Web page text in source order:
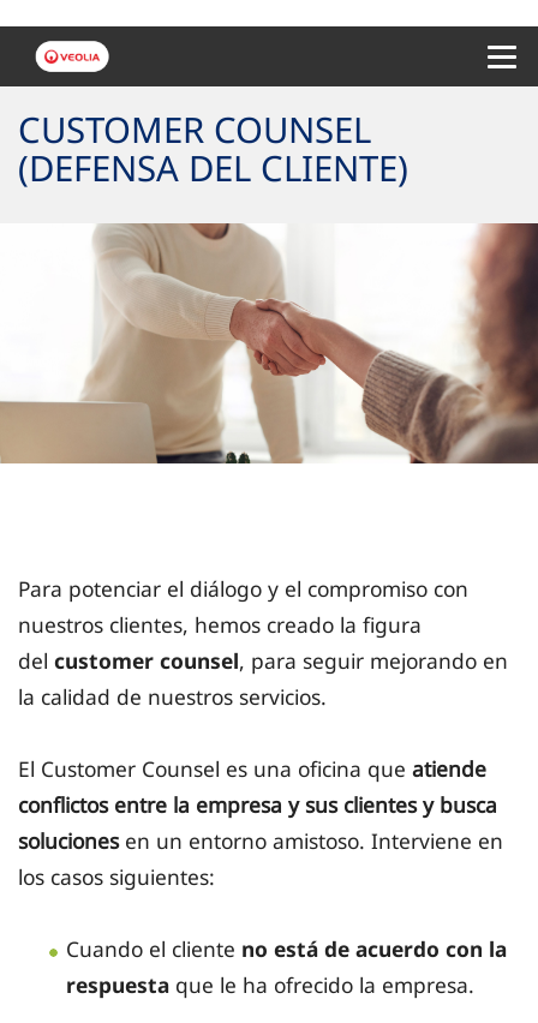
CUSTOMER COUNSEL
(DEFENSA DEL CLIENTE)
Para potenciar el diálogo y el compromiso con
nuestros clientes, hemos creado la figura
del customer counsel, para seguir mejorando en
la calidad de nuestros servicios.
El Customer Counsel es una oficina que atiende
conflictos entre la empresa y sus clientes y busca
soluciones en un entorno amistoso. Interviene en
los casos siguientes:
Cuando el cliente no está de acuerdo con la
respuesta que le ha ofrecido la empresa.